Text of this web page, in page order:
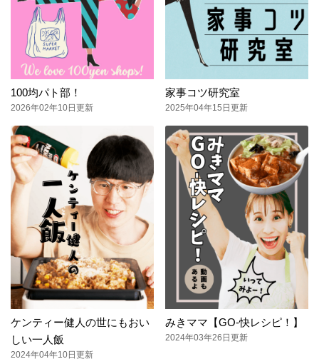
100均パト部！
2026年02年10日更新
家事コツ研究室
2025年04年15日更新
ケンティー健人の世にもおい
しい一人飯
2024年04年10日更新
みきママ【GO-快レシピ！】
2024年03年26日更新